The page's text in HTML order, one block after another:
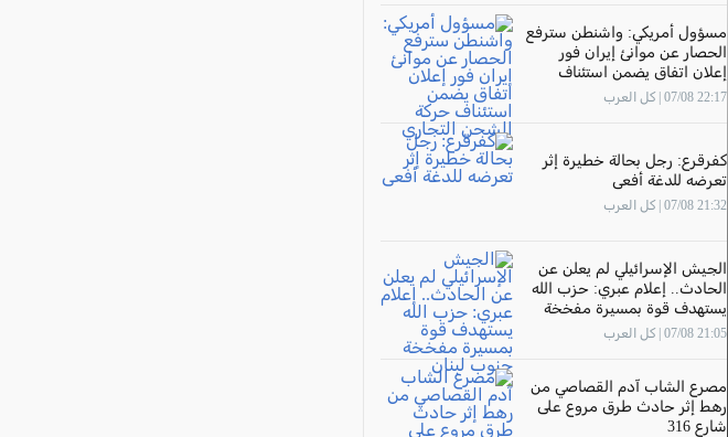
مسؤول أمريكي: واشنطن سترفع
الحصار عن موانئ إيران فور
إعلان اتفاق يضمن استئناف
حركة الشحن التجاري
22:17 07/08 | كل العرب
كفرقرع: رجل بحالة خطيرة إثر
تعرضه للدغة أفعى
21:32 07/08 | كل العرب
الجيش الإسرائيلي لم يعلن عن
الحادث.. إعلام عبري: حزب الله
يستهدف قوة بمسيرة مفخخة
جنوب لبنان
21:05 07/08 | كل العرب
مصرع الشاب آدم القصاصي من
رهط إثر حادث طرق مروع على
شارع 316